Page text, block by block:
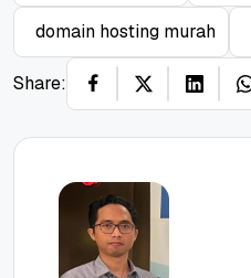
domain hosting murah
Share: